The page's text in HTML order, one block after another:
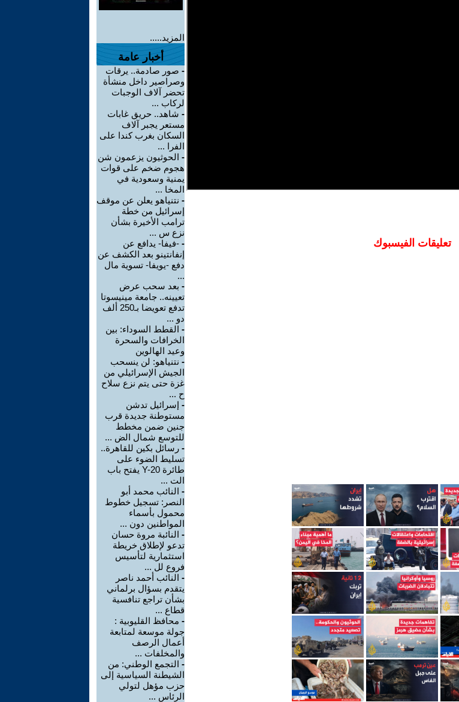
تعليقات الفيسبوك
المزيد.....
أخبار عامة
- صور صادمة.. يرقات
وصراصير داخل منشأة
تحضر آلاف الوجبات
لركاب ...
- شاهد.. حريق غابات
مستعر يجبر آلاف
السكان بغرب كندا على
الفرا ...
- الحوثيون يزعمون شن
هجوم ضخم على قوات
يمنية وسعودية في
المخا ...
- نتنياهو يعلن عن موقف
إسرائيل من خطة
ترامب الأخيرة بشأن
نزع س ...
- -فيفا- يدافع عن
إنفانتينو بعد الكشف عن
دفع -يويفا- تسوية مال
...
- بعد سحب عرض
تعيينه.. جامعة مينيسوتا
تدفع تعويضا بـ250 ألف
دو ...
- القطط السوداء: بين
الخرافات والسحرة
وعيد الهالوين
- نتنياهو: لن ينسحب
الجيش الإسرائيلي من
غزة حتى يتم نزع سلاح
ح ...
- إسرائيل تدشن
مستوطنة جديدة قرب
جنين ضمن مخطط
للتوسع شمال الض ...
- رسائل بكين للقاهرة..
تسليط الضوء على
طائرة Y-20 يفتح باب
الت ...
- النائب محمد أبو
النصر: تسجيل خطوط
محمول بأسماء
المواطنين دون ...
- النائبة مروة حسان
تدعو لإطلاق خريطة
استثمارية لتأسيس
فروع لل ...
- النائب أحمد ناصر
يتقدم بسؤال برلماني
بشأن تراجع تنافسية
قطاع ...
- محافظ القليوبية :
جولة موسعة لمتابعة
أعمال الرصف
والمخلفات ...
- التجمع الوطني: من
الشيطنة السياسية إلى
حزب مؤهل لتولي
الرئاس ...